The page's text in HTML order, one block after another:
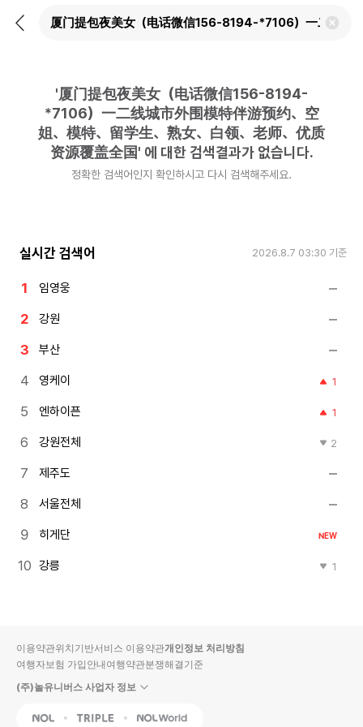
뒤
검
'厦门提包夜美女（电话微信156-8194-
*7106）一二线城市外围模特伴游预约、空
姐、模特、留学生、熟女、白领、老师、优质
资源覆盖全国' 에 대한 검색결과가 없습니다.
정확한 검색어인지 확인하시고 다시 검색해주세요.
실시간 검색어 2026.8.7 03:30 기준
임영웅
강원
부산
영케이 1
엔하이픈 1
강원전체 2
제주도
서울전체
히게단 NEW
강릉 1
이용약관위치기반서비스 이용약관개인정보 처리방침
여행자보험 가입안내여행약관분쟁해결기준
(주)놀유니버스 사업자 정보
NOL Triple Interpark Global